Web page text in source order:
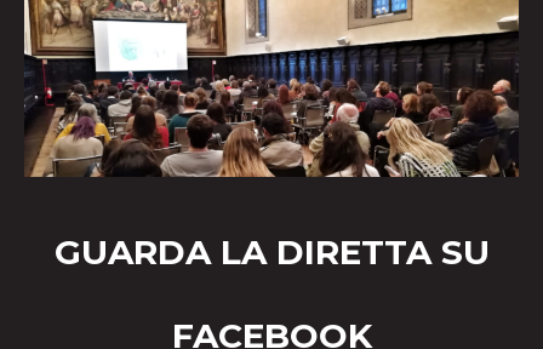
GUARDA LA DIRETTA SU
FACEBOOK